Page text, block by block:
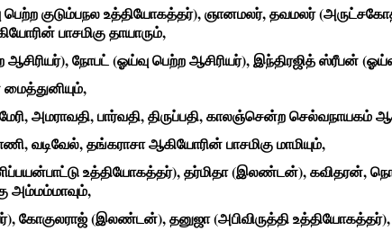
குடும்பநல உத்தியோகத்தர்), ஞானமலர், தவமலர்
பாசமிகு தாயாரும்,
ஆசிரியர்), நோபட் (ஓய்வு பெற்ற ஆசிரியர்), இந்திரஜித் ஸ்ரீபன்
அமராவதி, பார்வதி, திருப்பதி, காலஞ்சென்ற செல்வநாயகம்
வடிவேல், தங்கராசா ஆகியோரின் பாசமிகு மாமியும்,
உத்தியோகத்தர்), தர்மிதா (இலண்டன்), கவிதரன்,
அம்மம்மாவும்,
கோகுலராஜ் (இலண்டன்), தனுஜா (அபிவிருத்தி